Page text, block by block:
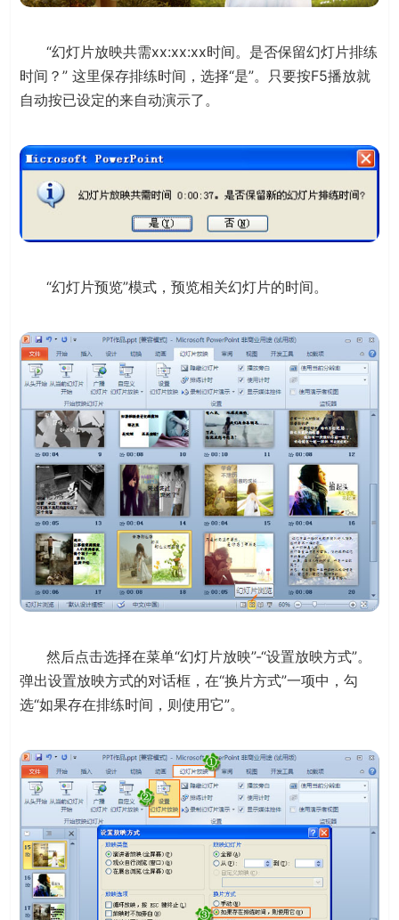
“幻灯片放映共需xx:xx:xx时间。是否保留幻灯片排练
时间？” 这里保存排练时间，选择“是”。只要按F5播放就
自动按已设定的来自动演示了。
“幻灯片预览”模式，预览相关幻灯片的时间。
然后点击选择在菜单“幻灯片放映”-“设置放映方式”。
弹出设置放映方式的对话框，在“换片方式”一项中，勾
选“如果存在排练时间，则使用它”。